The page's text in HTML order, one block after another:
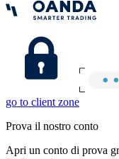
go to client zone
Prova il nostro conto
Apri un conto di prova